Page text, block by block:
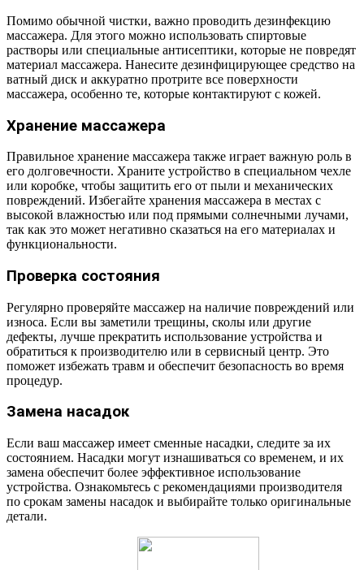
Помимо обычной чистки, важно проводить дезинфекцию
массажера. Для этого можно использовать спиртовые
растворы или специальные антисептики, которые не повредят
материал массажера. Нанесите дезинфицирующее средство на
ватный диск и аккуратно протрите все поверхности
массажера, особенно те, которые контактируют с кожей.
Хранение массажера
Правильное хранение массажера также играет важную роль в
его долговечности. Храните устройство в специальном чехле
или коробке, чтобы защитить его от пыли и механических
повреждений. Избегайте хранения массажера в местах с
высокой влажностью или под прямыми солнечными лучами,
так как это может негативно сказаться на его материалах и
функциональности.
Проверка состояния
Регулярно проверяйте массажер на наличие повреждений или
износа. Если вы заметили трещины, сколы или другие
дефекты, лучше прекратить использование устройства и
обратиться к производителю или в сервисный центр. Это
поможет избежать травм и обеспечит безопасность во время
процедур.
Замена насадок
Если ваш массажер имеет сменные насадки, следите за их
состоянием. Насадки могут изнашиваться со временем, и их
замена обеспечит более эффективное использование
устройства. Ознакомьтесь с рекомендациями производителя
по срокам замены насадок и выбирайте только оригинальные
детали.